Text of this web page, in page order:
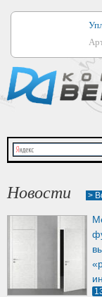
Новости >